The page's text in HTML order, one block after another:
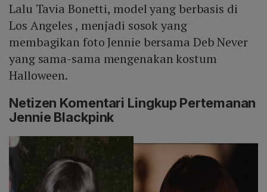
Lalu Tavia Bonetti, model yang berbasis di
Los Angeles , menjadi sosok yang
membagikan foto Jennie bersama Deb Never
yang sama-sama mengenakan kostum
Halloween.
Netizen Komentari Lingkup Pertemanan
Jennie Blackpink